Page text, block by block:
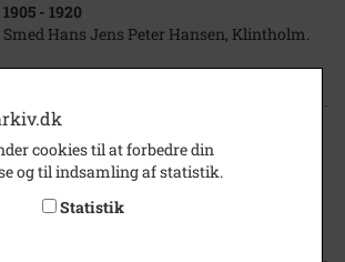
1905 - 1920
Smed Hans Jens Peter Hansen, Klintholm.
1900- 1940
cookies til at forbedre din
og til indsamling af statistik.
Statistik